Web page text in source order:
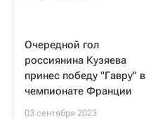
Очередной гол
россиянина Кузяева
принес победу "Гавру" в
чемпионате Франции
03 сентября 2023